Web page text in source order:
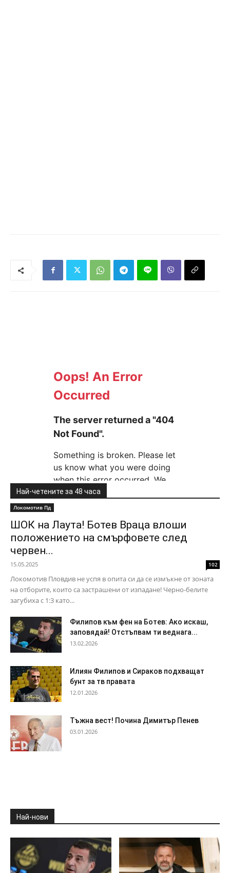
Най-четените за 48 часа
Локомотив Пд
ШОК на Лаута! Ботев Враца влоши
положението на смърфовете след
червен...
15.05.2025 102
Локомотив Пловдив не успя в опита си да се измъкне от зоната
на отборите, които са застрашени от изпадане! Черно-белите
загубиха с 1:3 като...
Филипов към фен на Ботев: Ако искаш,
заповядай! Отстъпвам ти веднага...
13.02.2026
Илиян Филипов и Сираков подхващат
бунт за тв правата
12.01.2026
Тъжна вест! Почина Димитър Пенев
03.01.2026
Най-нови